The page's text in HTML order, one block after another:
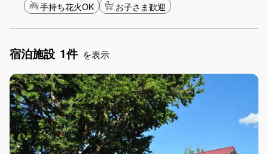
手持ち花火OK
お子さま歓迎
宿泊施設 1件 を表示